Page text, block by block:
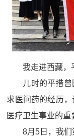
我走进西藏，
儿时的平措
求医问药的经历
医疗卫生事业的重
8月5日，我们